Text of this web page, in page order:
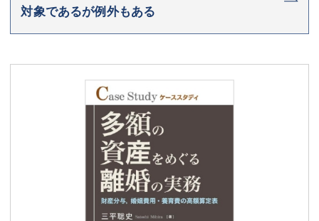
対象であるが例外もある